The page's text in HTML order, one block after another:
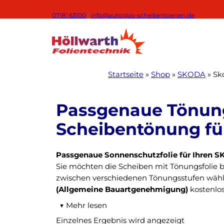
Inhalt
07181 63100 | info@autoglas-scheibentoenen.de
Startseite » Shop » SKODA »
Passgenaue Sonnenschutzfolie für Ihren
Sie möchten die Scheiben mit Tönungsfolie
zwischen verschiedenen Tönungsstufen
(Allgemeine Bauartgenehmigung)
▼ Mehr lesen
Einzelnes Ergebnis wird angezeigt